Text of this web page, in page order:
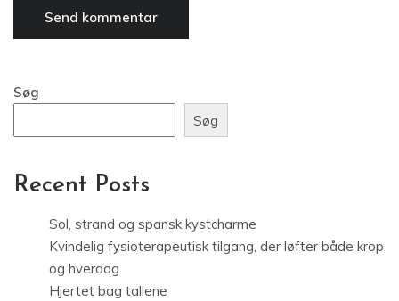
Søg
Søg
Recent Posts
Sol, strand og spansk kystcharme
Kvindelig fysioterapeutisk tilgang, der løfter både krop
og hverdag
Hjertet bag tallene